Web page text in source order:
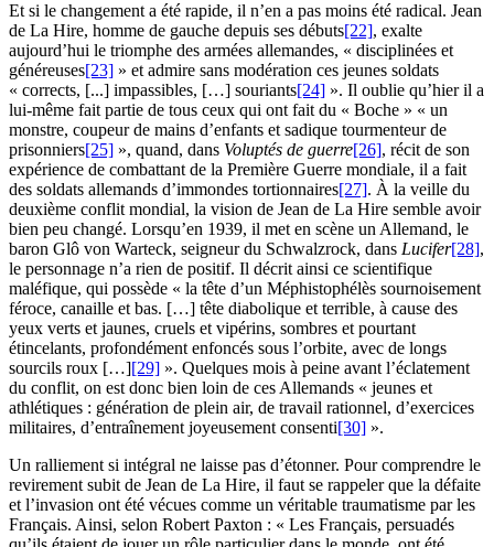
Et si le changement a été rapide, il n’en a pas moins été radical. Jean
de La Hire, homme de gauche depuis ses débuts[22], exalte
aujourd’hui le triomphe des armées allemandes, « disciplinées et
généreuses[23] » et admire sans modération ces jeunes soldats
« corrects, [...] impassibles, […] souriants[24] ». Il oublie qu’hier il a
lui-même fait partie de tous ceux qui ont fait du « Boche » « un
monstre, coupeur de mains d’enfants et sadique tourmenteur de
prisonniers[25] », quand, dans Voluptés de guerre[26], récit de son
expérience de combattant de la Première Guerre mondiale, il a fait
des soldats allemands d’immondes tortionnaires[27]. À la veille du
deuxième conflit mondial, la vision de Jean de La Hire semble avoir
bien peu changé. Lorsqu’en 1939, il met en scène un Allemand, le
baron Glô von Warteck, seigneur du Schwalzrock, dans Lucifer[28],
le personnage n’a rien de positif. Il décrit ainsi ce scientifique
maléfique, qui possède « la tête d’un Méphistophélès sournoisement
féroce, canaille et bas. […] tête diabolique et terrible, à cause des
yeux verts et jaunes, cruels et vipérins, sombres et pourtant
étincelants, profondément enfoncés sous l’orbite, avec de longs
sourcils roux […] [29] ». Quelques mois à peine avant l’éclatement
du conflit, on est donc bien loin de ces Allemands « jeunes et
athlétiques : génération de plein air, de travail rationnel, d’exercices
militaires, d’entraînement joyeusement consenti[30] ».
Un ralliement si intégral ne laisse pas d’étonner. Pour comprendre le
revirement subit de Jean de La Hire, il faut se rappeler que la défaite
et l’invasion ont été vécues comme un véritable traumatisme par les
Français. Ainsi, selon Robert Paxton : « Les Français, persuadés